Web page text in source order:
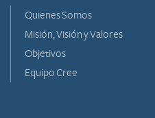
Quienes Somos
Misión, Visión y Valores
Objetivos
Equipo Cree